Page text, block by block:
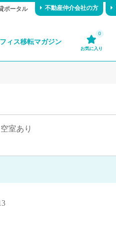
ポータル 不動産仲介会社の方
ィス移転マガジン
0
お気に入り
空室あり